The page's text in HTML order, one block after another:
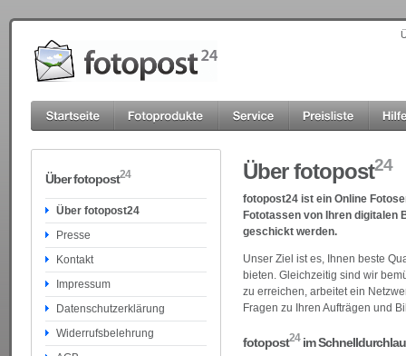
Über fotopost24
Über fotopost24
Presse
Kontakt
Impressum
Datenschutzerklärung
Widerrufsbelehrung
Über fotopost24
fotopost24 ist ein Online
Fototassen von Ihren digitalen
geschickt werden.
Unser Ziel ist es, Ihnen beste
bieten. Gleichzeitig sind wir
zu erreichen, arbeitet ein
Fragen zu Ihren Aufträgen und
fotopost24im